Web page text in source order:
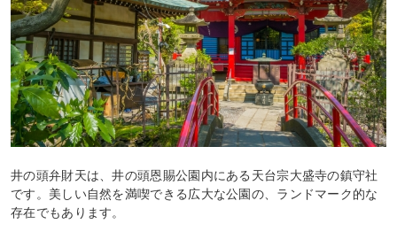
井の頭弁財天は、井の頭恩賜公園内にある天台宗大盛寺の鎮守社
です。美しい自然を満喫できる広大な公園の、ランドマーク的な
存在でもあります。